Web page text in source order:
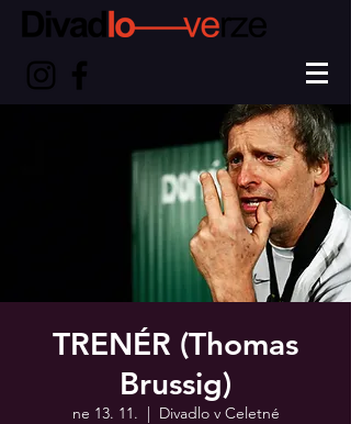
TRENÉR (Thomas
Brussig)
ne 13. 11.
  |
Divadlo v Celetné